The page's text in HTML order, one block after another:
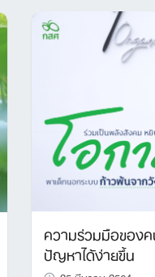
ความร่วมมือของ
ปัญหาได้ง่ายขึ้น